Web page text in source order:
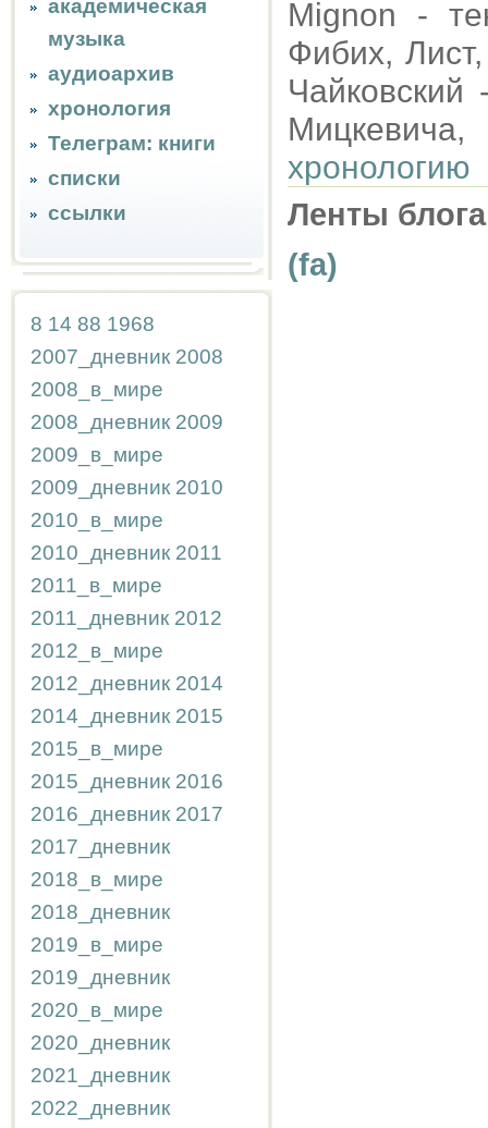
академическая
музыка
аудиоархив
хронология
Телеграм: книги
списки
ссылки
8 14 88 1968
2007_дневник 2008
2008_в_мире
2008_дневник 2009
2009_в_мире
2009_дневник 2010
2010_в_мире
2010_дневник 2011
2011_в_мире
2011_дневник 2012
2012_в_мире
2012_дневник 2014
2014_дневник 2015
2015_в_мире
2015_дневник 2016
2016_дневник 2017
2017_дневник
2018_в_мире
2018_дневник
2019_в_мире
2019_дневник
2020_в_мире
2020_дневник
2021_дневник
2022_дневник
Mignon -
Фибих,
хронологию
Ленты
(fa)